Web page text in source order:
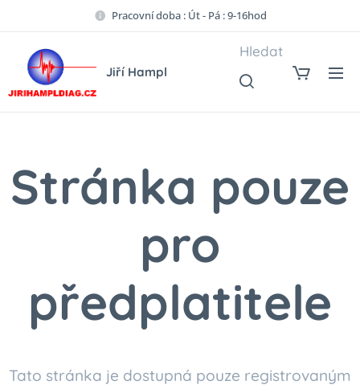
Pracovní doba : Út - Pá : 9-16hod
Jiří Hampl
Hledat
Stránka pouze
pro
předplatitele
Tato stránka je dostupná pouze registrovaným